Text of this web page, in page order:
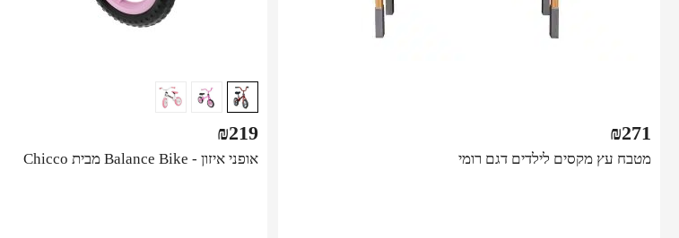
מטבח עץ מקסים לילדים דגם רומי
₪271
אופני איזון - Balance Bike מבית Chicco
₪219